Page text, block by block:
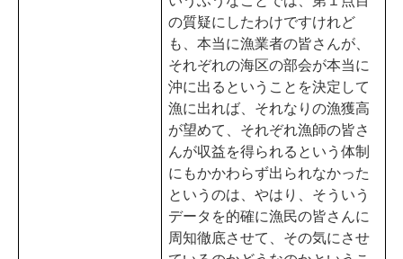
の質疑にしたわけですけれど
も、本当に漁業者の皆さんが、
それぞれの海区の部会が本当に
沖に出るということを決定して
漁に出れば、それなりの漁獲高
が望めて、それぞれ漁師の皆さ
んが収益を得られるという体制
にもかかわらず出られなかった
というのは、やはり、そういう
データを的確に漁民の皆さんに
周知徹底させて、その気にさせ